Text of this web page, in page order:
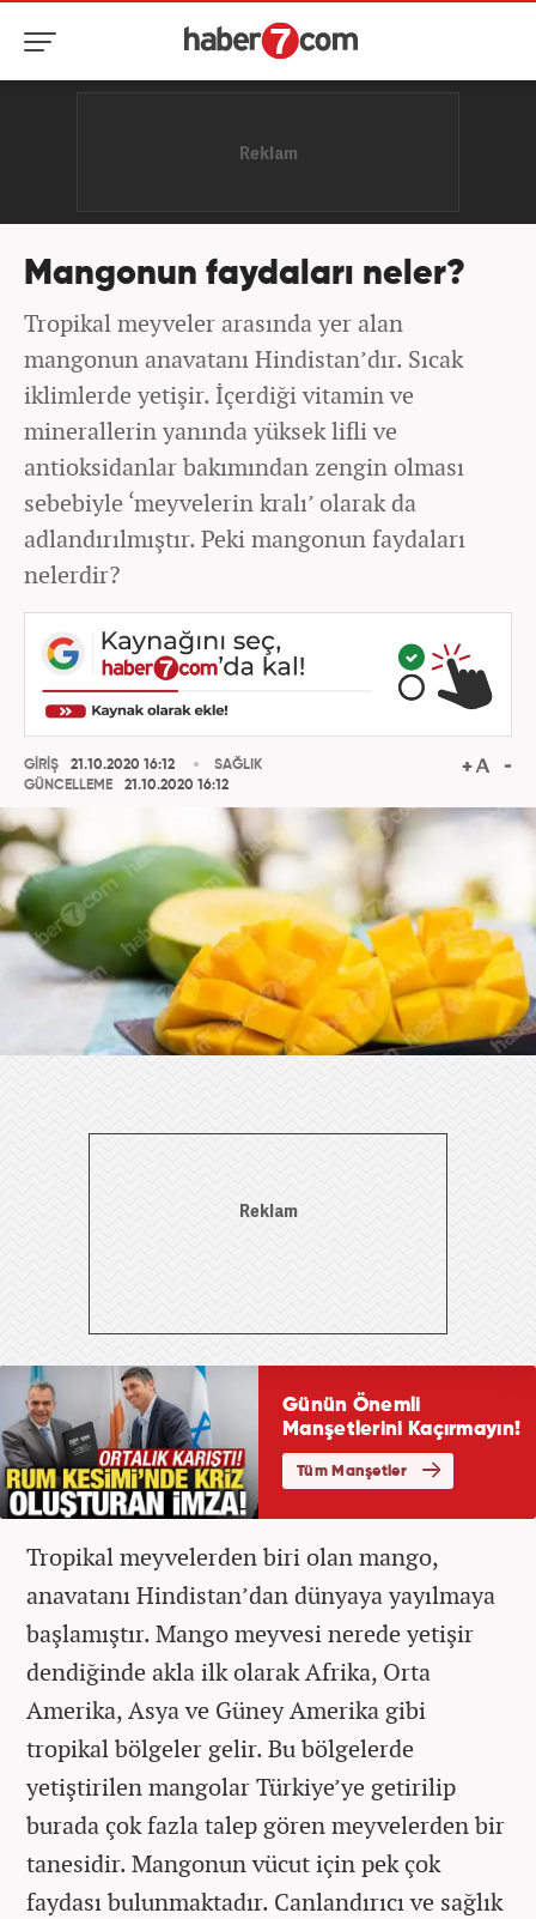
Mangonun faydaları neler?
Tropikal meyveler arasında yer alan
mangonun anavatanı Hindistan’dır. Sıcak
iklimlerde yetişir. İçerdiği vitamin ve
minerallerin yanında yüksek lifli ve
antioksidanlar bakımından zengin olması
sebebiyle ‘meyvelerin kralı’ olarak da
adlandırılmıştır. Peki mangonun faydaları
nelerdir?
GİRİŞ
21.10.2020 16:12
GÜNCELLEME
21.10.2020 16:12
SAĞLIK
Tropikal meyvelerden biri olan mango,
anavatanı Hindistan’dan dünyaya yayılmaya
başlamıştır. Mango meyvesi nerede yetişir
dendiğinde akla ilk olarak Afrika, Orta
Amerika, Asya ve Güney Amerika gibi
tropikal bölgeler gelir. Bu bölgelerde
yetiştirilen mangolar Türkiye’ye getirilip
burada çok fazla talep gören meyvelerden bir
tanesidir. Mangonun vücut için pek çok
faydası bulunmaktadır. Canlandırıcı ve sağlık